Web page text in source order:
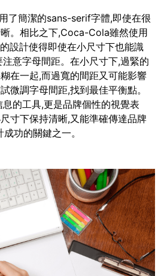
了簡潔的sans-serif字體,即使在很
。相比之下,Coca-Cola雖然使用
設計使得即使在小尺寸下也能識
意字母間距。在小尺寸下,過緊的
在一起,而過寬的間距又可能影響
微調字母間距,找到最佳平衡點。
的工具,更是品牌個性的視覺表
寸下保持清晰,又能準確傳達品牌
功的關鍵之一。